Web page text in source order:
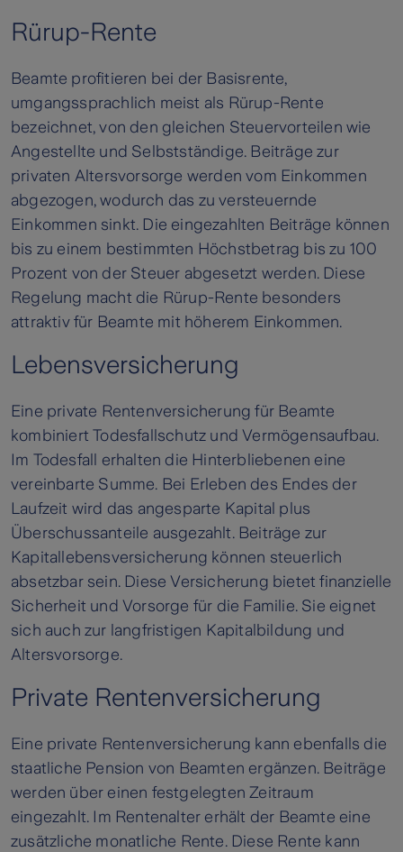
Rürup-Rente
Beamte profitieren bei der Basisrente,
umgangssprachlich meist als Rürup-Rente
bezeichnet, von den gleichen Steuervorteilen wie
Angestellte und Selbstständige. Beiträge zur
privaten Altersvorsorge werden vom Einkommen
abgezogen, wodurch das zu versteuernde
Einkommen sinkt. Die eingezahlten Beiträge können
bis zu einem bestimmten Höchstbetrag bis zu 100
Prozent von der Steuer abgesetzt werden. Diese
Regelung macht die Rürup-Rente besonders
attraktiv für Beamte mit höherem Einkommen.
Lebensversicherung
Eine private Rentenversicherung für Beamte
kombiniert Todesfallschutz und Vermögensaufbau.
Im Todesfall erhalten die Hinterbliebenen eine
vereinbarte Summe. Bei Erleben des Endes der
Laufzeit wird das angesparte Kapital plus
Überschussanteile ausgezahlt. Beiträge zur
Kapitallebensversicherung können steuerlich
absetzbar sein. Diese Versicherung bietet finanzielle
Sicherheit und Vorsorge für die Familie. Sie eignet
sich auch zur langfristigen Kapitalbildung und
Altersvorsorge.
Private Rentenversicherung
Eine private Rentenversicherung kann ebenfalls die
staatliche Pension von Beamten ergänzen. Beiträge
werden über einen festgelegten Zeitraum
eingezahlt. Im Rentenalter erhält der Beamte eine
zusätzliche monatliche Rente. Diese Rente kann